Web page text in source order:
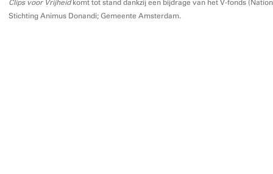
Clips voor Vrijheidkomt tot stand dankzij een bijdrage van het V-fonds
Stichting Animus Donandi; Gemeente Amsterdam.